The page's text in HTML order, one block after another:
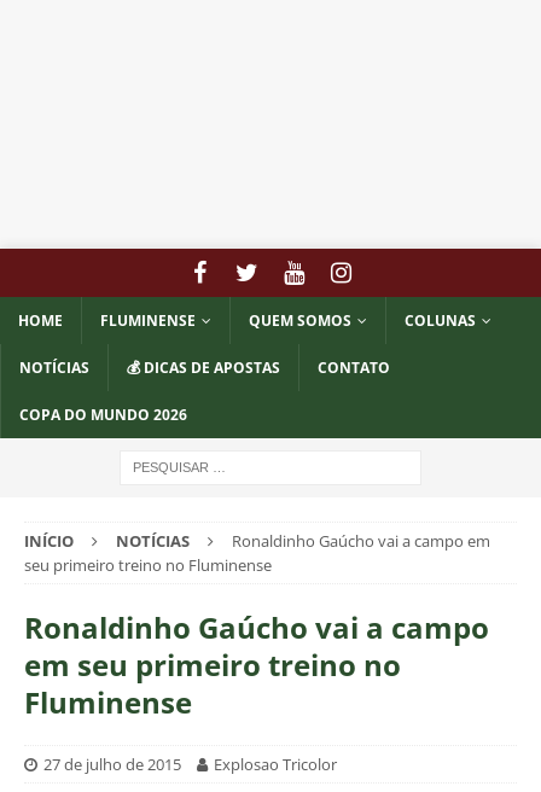
HOME FLUMINENSE QUEM SOMOS COLUNAS
NOTÍCIAS 💰 DICAS DE APOSTAS CONTATO
COPA DO MUNDO 2026
INÍCIO NOTÍCIAS
Ronaldinho Gaúcho vai a campo em
seu primeiro treino no Fluminense
Ronaldinho Gaúcho vai a campo
em seu primeiro treino no
Fluminense
27 de julho de 2015 Explosao Tricolor